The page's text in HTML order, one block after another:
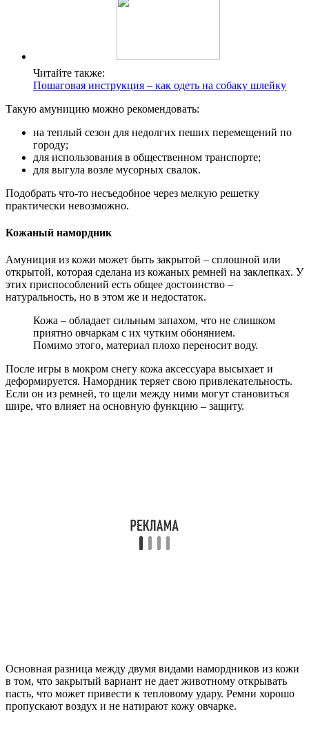
Читайте также:
Пошаговая инструкция – как одеть на собаку шлейку
Такую амуницию можно рекомендовать:
на теплый сезон для недолгих пеших перемещений по
городу;
для использования в общественном транспорте;
для выгула возле мусорных свалок.
Подобрать что-то несъедобное через мелкую решетку
практически невозможно.
Кожаный намордник
Амуниция из кожи может быть закрытой – сплошной или
открытой, которая сделана из кожаных ремней на заклепках. У
этих приспособлений есть общее достоинство –
натуральность, но в этом же и недостаток.
Кожа – обладает сильным запахом, что не слишком
приятно овчаркам с их чутким обонянием.
Помимо этого, материал плохо переносит воду.
После игры в мокром снегу кожа аксессуара высыхает и
деформируется. Намордник теряет свою привлекательность.
Если он из ремней, то щели между ними могут становиться
шире, что влияет на основную функцию – защиту.
Основная разница между двумя видами намордников из кожи
в том, что закрытый вариант не дает животному открывать
пасть, что может привести к тепловому удару. Ремни хорошо
пропускают воздух и не натирают кожу овчарке.